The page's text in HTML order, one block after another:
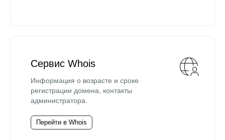
Сервис Whois
Информация о возрасте и сроке
регистрации домена, контакты
администратора.
Перейти в Whois